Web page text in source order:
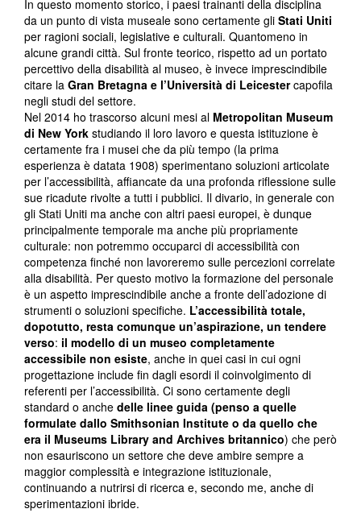
In questo momento storico, i paesi trainanti della disciplina
da un punto di vista museale sono certamente gli Stati Uniti
per ragioni sociali, legislative e culturali. Quantomeno in
alcune grandi città. Sul fronte teorico, rispetto ad un portato
percettivo della disabilità al museo, è invece imprescindibile
citare la Gran Bretagna e l’Università di Leicestercapofila
negli studi del settore.
Nel 2014 ho trascorso alcuni mesi al Metropolitan Museum
di New York studiando il loro lavoro e questa istituzione è
certamente fra i musei che da più tempo (la prima
esperienza è datata 1908) sperimentano soluzioni articolate
per l’accessibilità, affiancate da una profonda riflessione sulle
sue ricadute rivolte a tutti i pubblici. Il divario, in generale con
gli Stati Uniti ma anche con altri paesi europei, è dunque
principalmente temporale ma anche più propriamente
culturale: non potremmo occuparci di accessibilità con
competenza finché non lavoreremo sulle percezioni correlate
alla disabilità. Per questo motivo la formazione del personale
è un aspetto imprescindibile anche a fronte dell’adozione di
strumenti o soluzioni specifiche. L’accessibilità totale,
dopotutto, resta comunque un’aspirazione, un tendere
verso: il modello di un museo completamente
accessibile non esiste, anche in quei casi in cui ogni
progettazione include fin dagli esordi il coinvolgimento di
referenti per l’accessibilità. Ci sono certamente degli
standard o anche delle linee guida (penso a quelle
formulate dallo Smithsonian Institute o da quello che
era il Museums Library and Archives britannico) che però
non esauriscono un settore che deve ambire sempre a
maggior complessità e integrazione istituzionale,
continuando a nutrirsi di ricerca e, secondo me, anche di
sperimentazioni ibride.